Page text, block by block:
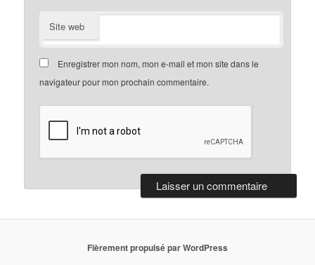
Site web
Enregistrer mon nom, mon e-mail et mon site dans le
navigateur pour mon prochain commentaire.
Fièrement propulsé par WordPress